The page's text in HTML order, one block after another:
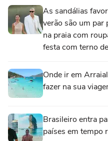
As sandálias
verão são um par
na praia com
festa com terno
Onde ir em
fazer na sua
Brasileiro entra
países em tempo